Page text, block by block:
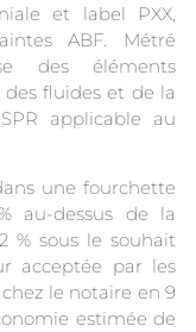
et label PXX,
ABF. Métré
des éléments
des fluides et de la
applicable au
une fourchette
au-dessus de la
% sous le souhait
acceptée par les
le notaire en 9
estimée de